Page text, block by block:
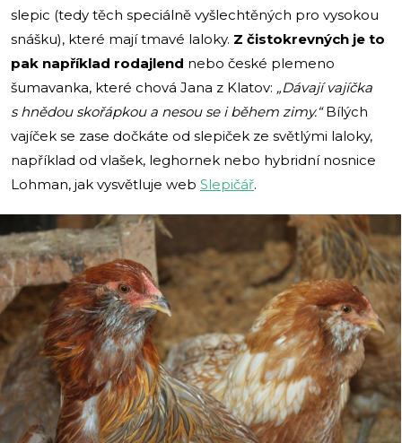
slepic (tedy těch speciálně vyšlechtěných pro vysokou
snášku), které mají tmavé laloky. Z čistokrevných je to
pak například rodajlend nebo české plemeno
šumavanka, které chová Jana z Klatov: „Dávají vajíčka
s hnědou skořápkou a nesou se i během zimy.“Bílých
vajíček se zase dočkáte od slepiček ze světlými laloky,
například od vlašek, leghornek nebo hybridní nosnice
Lohman, jak vysvětluje web Slepičář.